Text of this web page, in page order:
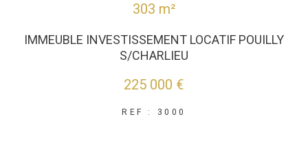
303 m²
IMMEUBLE INVESTISSEMENT LOCATIF POUILLY
S/CHARLIEU
225 000 €
REF : 3000